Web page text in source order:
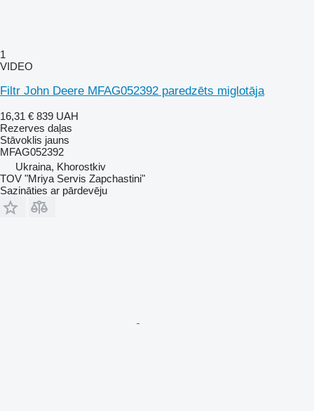
1
VIDEO
Filtr John Deere MFAG052392 paredzēts miglotāja
16,31 € 839 UAH
Rezerves daļas
Stāvoklis jauns
MFAG052392
Ukraina, Khorostkiv
TOV "Mriya Servis Zapchastini"
Sazināties ar pārdevēju